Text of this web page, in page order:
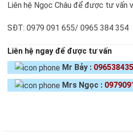
Liên hệ Ngọc Châu để được tư vấn
SĐT: 0979 091 655/ 0965 384 354
Liên hệ ngay để được tư vấn
Mr Bảy :
Mrs Ngọc :